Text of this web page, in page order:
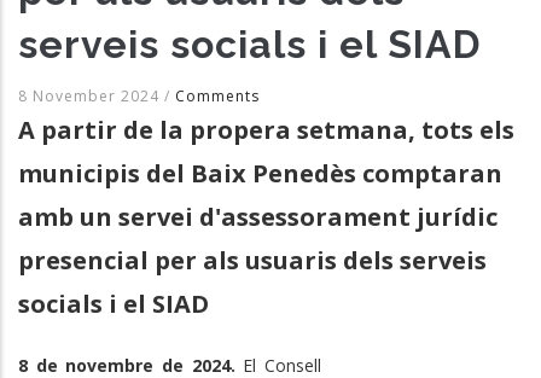
serveis socials i el SIAD
8 November 2024 / Comments
A partir de la propera setmana, tots els
municipis del Baix Penedès comptaran
amb un servei d'assessorament jurídic
presencial per als usuaris dels serveis
socials i el SIAD
8 de novembre de 2024. El Consell